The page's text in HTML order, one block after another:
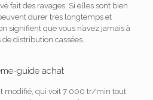
fait des ravages. Si elles sont bien
durer très longtemps et
signifient que vous n’avez jamais à
distribution cassées.
guide achat
modifié, qui voit 7 000 tr/min tout